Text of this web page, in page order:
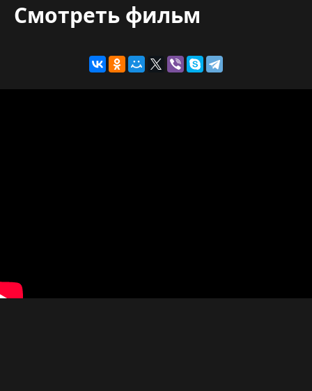
Смотреть фильм